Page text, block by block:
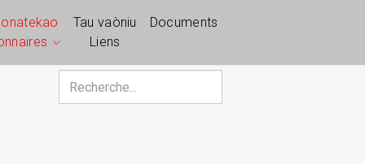
Tau vaòniu
Liens
Documents
Rechercher